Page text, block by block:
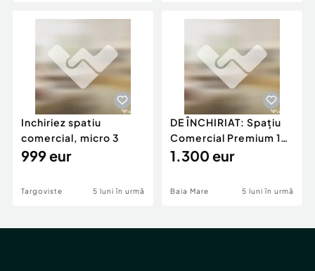
Inchiriez spatiu
comercial, micro 3
999 eur
Targoviste 5 luni în urmă
DE ÎNCHIRIAT: Spațiu
Comercial Premium 146
mp – Vizibili
1.300 eur
Baia Mare 5 luni în urmă